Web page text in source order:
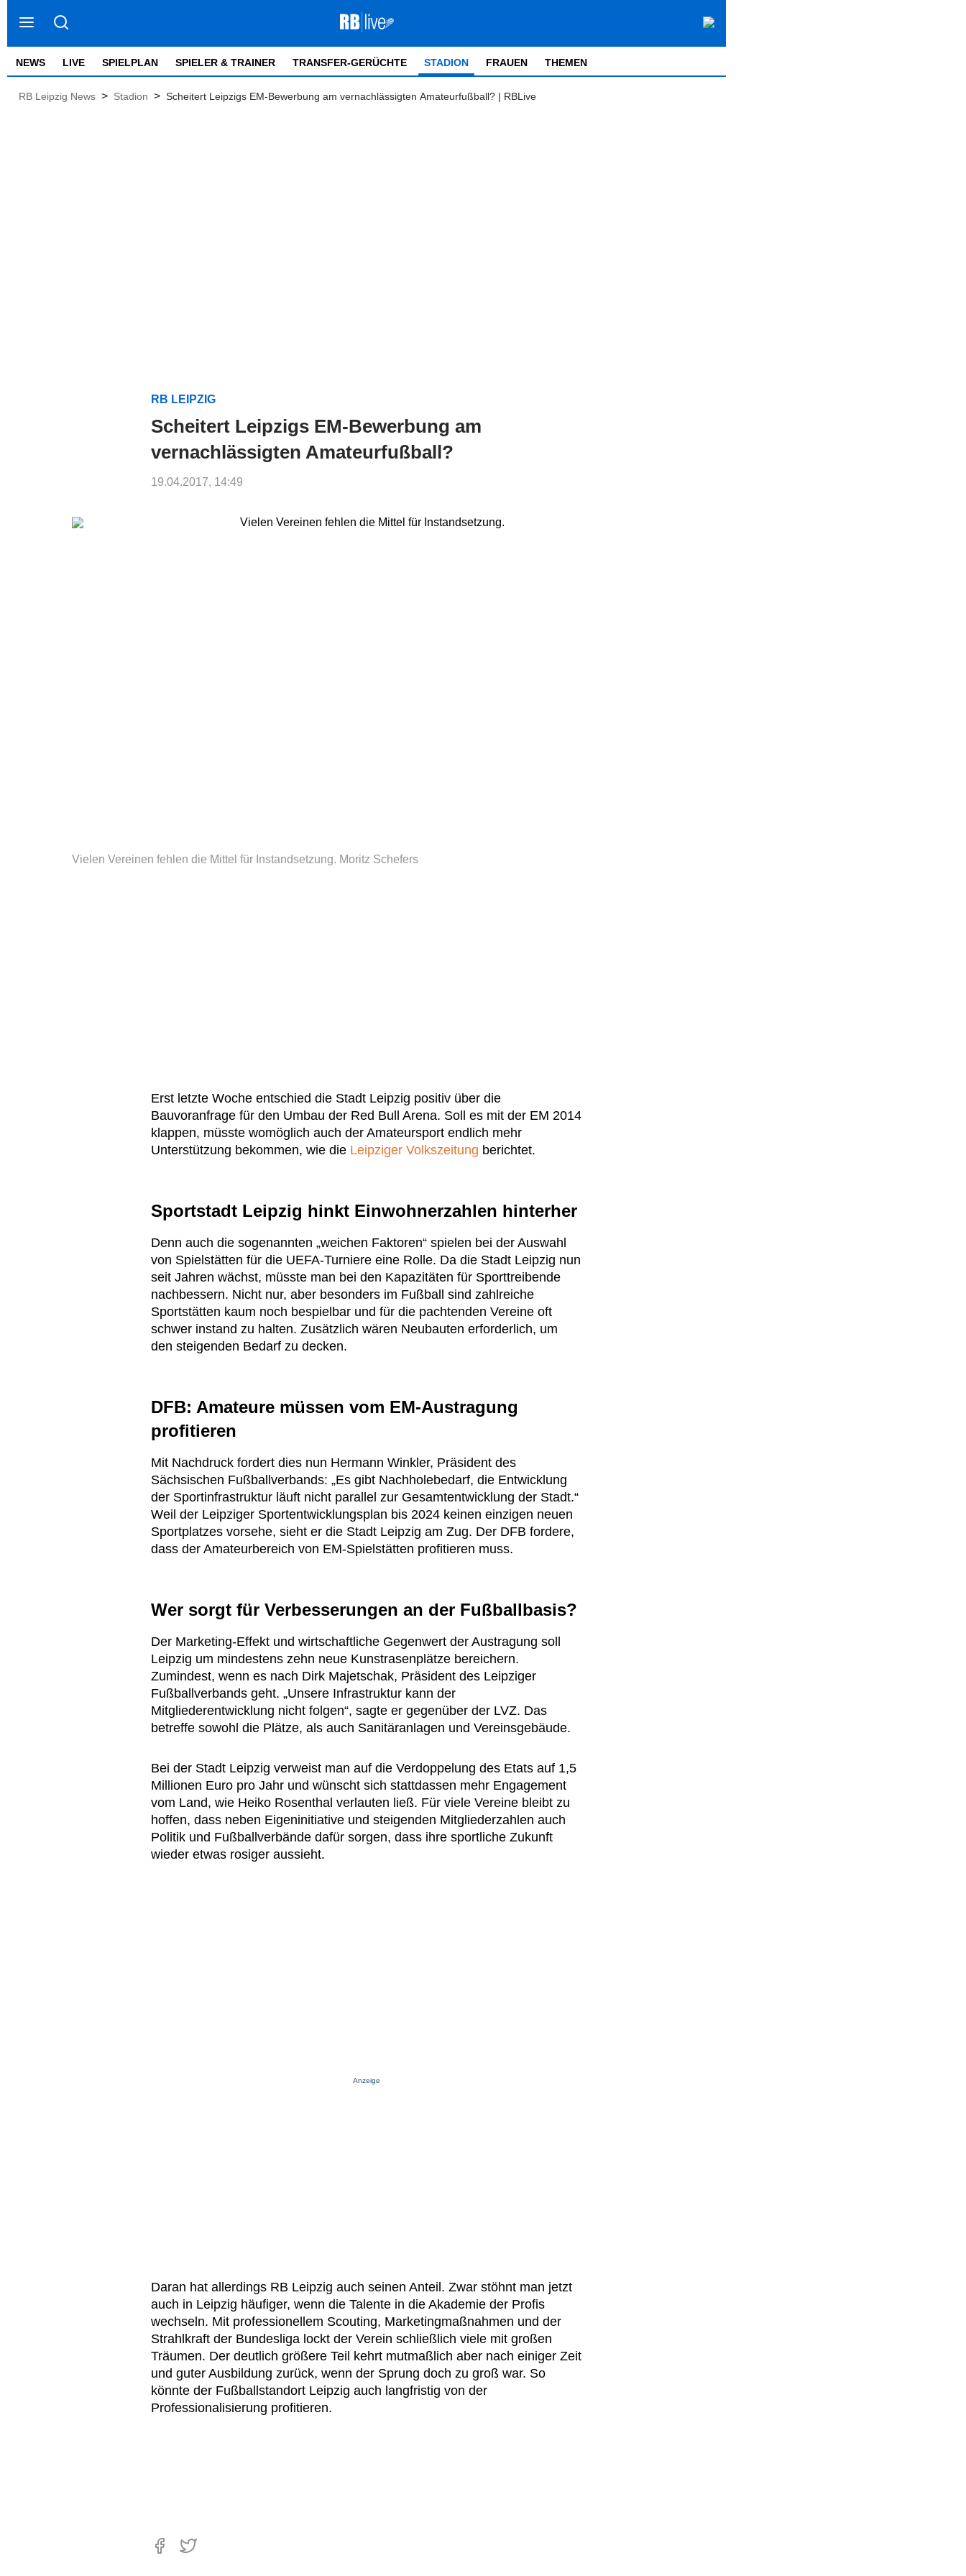
NEWS LIVE SPIELPLAN SPIELER & TRAINER TRANSFER-GERÜCHTE STADION FRAUEN THEMEN
RB Leipzig News > Stadion > Scheitert Leipzigs EM-Bewerbung am vernachlässigten Amateurfußball? | RBLive
RB LEIPZIG
Scheitert Leipzigs EM-Bewerbung am
vernachlässigten Amateurfußball?
19.04.2017, 14:49
Vielen Vereinen fehlen die Mittel für Instandsetzung. Moritz Schefers
Erst letzte Woche entschied die Stadt Leipzig positiv über die
Bauvoranfrage für den Umbau der Red Bull Arena. Soll es mit der EM 2014
klappen, müsste womöglich auch der Amateursport endlich mehr
Unterstützung bekommen, wie die Leipziger Volkszeitung berichtet.
Sportstadt Leipzig hinkt Einwohnerzahlen hinterher
Denn auch die sogenannten „weichen Faktoren“ spielen bei der Auswahl
von Spielstätten für die UEFA-Turniere eine Rolle. Da die Stadt Leipzig nun
seit Jahren wächst, müsste man bei den Kapazitäten für Sporttreibende
nachbessern. Nicht nur, aber besonders im Fußball sind zahlreiche
Sportstätten kaum noch bespielbar und für die pachtenden Vereine oft
schwer instand zu halten. Zusätzlich wären Neubauten erforderlich, um
den steigenden Bedarf zu decken.
DFB: Amateure müssen vom EM-Austragung
profitieren
Mit Nachdruck fordert dies nun Hermann Winkler, Präsident des
Sächsischen Fußballverbands: „Es gibt Nachholebedarf, die Entwicklung
der Sportinfrastruktur läuft nicht parallel zur Gesamtentwicklung der Stadt.“
Weil der Leipziger Sportentwicklungsplan bis 2024 keinen einzigen neuen
Sportplatzes vorsehe, sieht er die Stadt Leipzig am Zug. Der DFB fordere,
dass der Amateurbereich von EM-Spielstätten profitieren muss.
Wer sorgt für Verbesserungen an der Fußballbasis?
Der Marketing-Effekt und wirtschaftliche Gegenwert der Austragung soll
Leipzig um mindestens zehn neue Kunstrasenplätze bereichern.
Zumindest, wenn es nach Dirk Majetschak, Präsident des Leipziger
Fußballverbands geht. „Unsere Infrastruktur kann der
Mitgliederentwicklung nicht folgen“, sagte er gegenüber der LVZ. Das
betreffe sowohl die Plätze, als auch Sanitäranlagen und Vereinsgebäude.
Bei der Stadt Leipzig verweist man auf die Verdoppelung des Etats auf 1,5
Millionen Euro pro Jahr und wünscht sich stattdassen mehr Engagement
vom Land, wie Heiko Rosenthal verlauten ließ. Für viele Vereine bleibt zu
hoffen, dass neben Eigeninitiative und steigenden Mitgliederzahlen auch
Politik und Fußballverbände dafür sorgen, dass ihre sportliche Zukunft
wieder etwas rosiger aussieht.
Anzeige
Daran hat allerdings RB Leipzig auch seinen Anteil. Zwar stöhnt man jetzt
auch in Leipzig häufiger, wenn die Talente in die Akademie der Profis
wechseln. Mit professionellem Scouting, Marketingmaßnahmen und der
Strahlkraft der Bundesliga lockt der Verein schließlich viele mit großen
Träumen. Der deutlich größere Teil kehrt mutmaßlich aber nach einiger Zeit
und guter Ausbildung zurück, wenn der Sprung doch zu groß war. So
könnte der Fußballstandort Leipzig auch langfristig von der
Professionalisierung profitieren.